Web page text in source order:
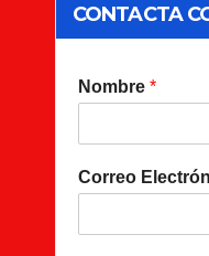
CONTACTA
Nombre *
Correo